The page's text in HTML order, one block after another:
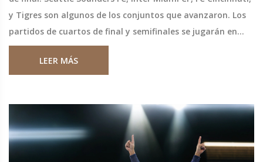
y Tigres son algunos de los conjuntos que avanzaron. Los
partidos de cuartos de final y semifinales se jugarán en
agosto, mientras que la final se disputará el 25 de agosto.
LEER MÁS